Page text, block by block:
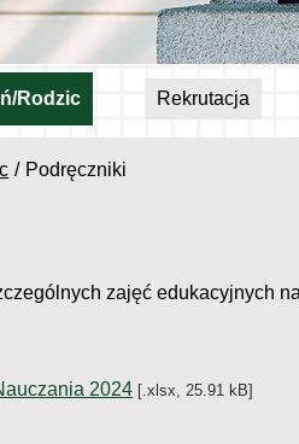
Rodzic Rekrutacja
Podręczniki
zajęć edukacyjnych
2024 [.xlsx, 25.91 kB]